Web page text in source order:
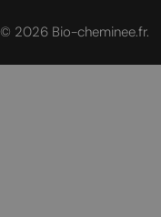
© 2026 Bio-cheminee.fr.